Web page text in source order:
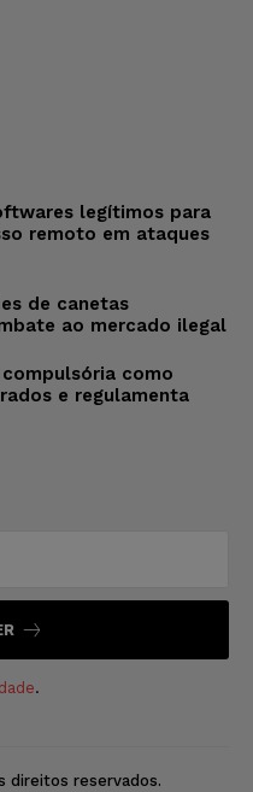
legítimos para
remoto em ataques
de canetas
ao mercado ilegal
como
e regulamenta
.
direitos reservados.